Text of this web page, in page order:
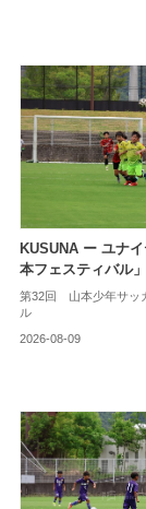
KUSUNA ー ユナ
本フェスティバル」
第32回 山本少年サッ
ル
2026-08-09